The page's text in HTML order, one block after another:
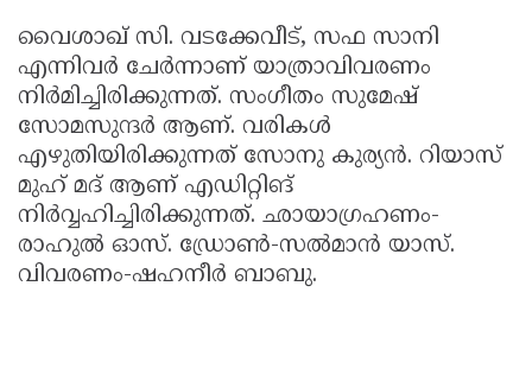
വൈശാഖ് സി. വടക്കേവീട്, സഫ സാനി
എന്നിവര്‍ ചേര്‍ന്നാണ് യാത്രാവിവരണം
നിര്‍മിച്ചിരിക്കുന്നത്. സംഗീതം സുമേഷ്
സോമസുന്ദര്‍ ആണ്. വരികള്‍
എഴുതിയിരിക്കുന്നത് സോനു കുര്യന്‍. റിയാസ്
മുഹ് മദ് ആണ് എഡിറ്റിങ്
നിര്‍വ്വഹിച്ചിരിക്കുന്നത്. ഛായാഗ്രഹണം-
രാഹുല്‍ ഓസ്. ഡ്രോണ്‍-സല്‍മാന്‍ യാസ്.
വിവരണം-ഷഹനീര്‍ ബാബു.